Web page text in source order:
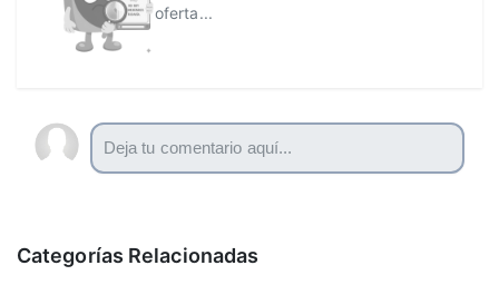
oferta...
Categorías Relacionadas